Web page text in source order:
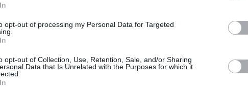
opt-out of processing my Personal Data for Targeted
opt-out of Collection, Use, Retention, Sale, and/or Sharing
Data that Is Unrelated with the Purposes for which it